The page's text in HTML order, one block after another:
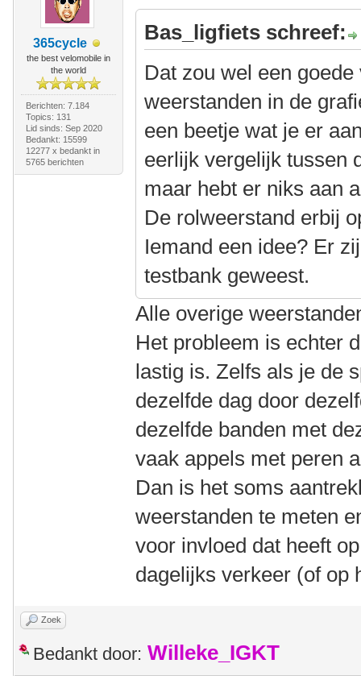
365cycle
the best velomobile in
the world
Berichten: 7.184
Topics: 131
Lid sinds: Sep 2020
Bedankt: 15599
12277 x bedankt in
5765 berichten
Bas_ligfiets schreef:
Dat zou wel een
weerstanden in de
een beetje wat je er
eerlijk vergelijk tussen
maar hebt er niks aan
De rolweerstand erbij
Iemand een idee? Er
testbank geweest.
Alle overige
Het probleem is echter
lastig is. Zelfs als je de
dezelfde dag door
dezelfde banden met
vaak appels met peren
Dan is het soms
weerstanden te meten
voor invloed dat heeft
dagelijks verkeer (of op
Zoek
Bedankt door: Willeke_IGKT